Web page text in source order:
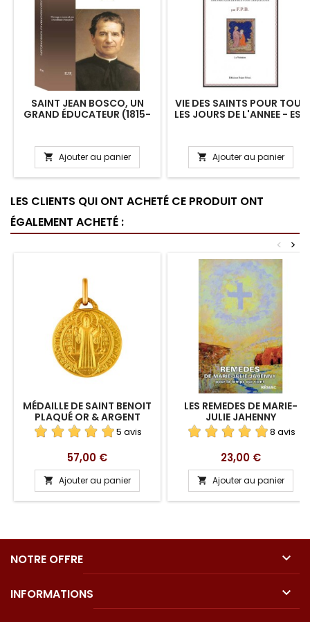
SAINT JEAN BOSCO, UN
GRAND ÉDUCATEUR (1815-
 Ajouter au panier
VIE DES SAINTS POUR TOUS
LES JOURS DE L'ANNEE - ESR
 Ajouter au panier
LES CLIENTS QUI ONT ACHETÉ CE PRODUIT ONT
ÉGALEMENT ACHETÉ :
>
<
MÉDAILLE DE SAINT BENOIT
PLAQUÉ OR & ARGENT
MASSIF
5 avis
Prix
57,00 €
 Ajouter au panier
LES REMEDES DE MARIE-
JULIE JAHENNY
8 avis
Prix
23,00 €
 Ajouter au panier
NOTRE OFFRE 
INFORMATIONS 